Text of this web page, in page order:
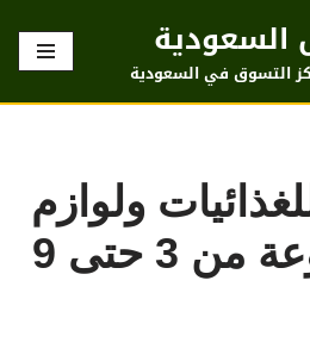
التسوق في السعودية
ولوازم
المنزل المتنوعة من 3 حتى 9